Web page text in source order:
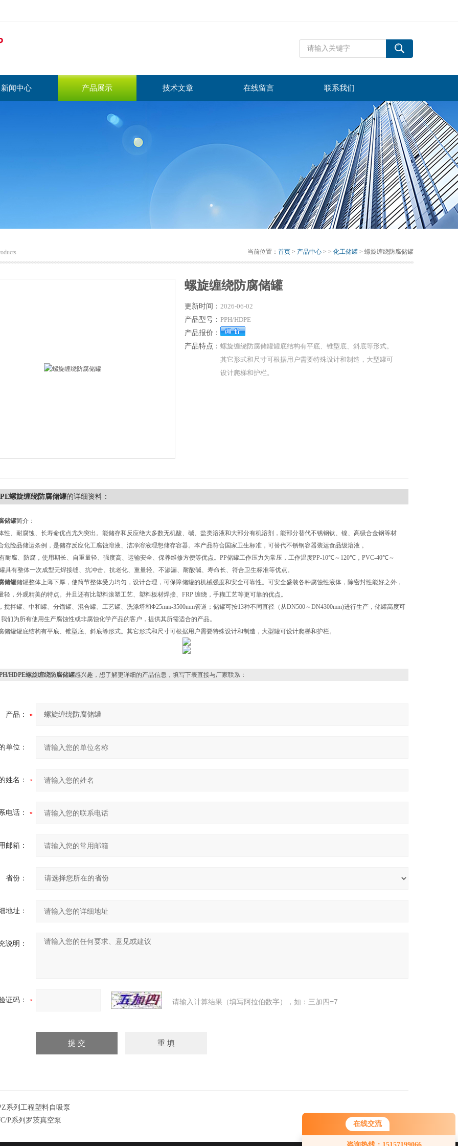
在线交流
您好！欢迎前来咨询，很高兴为您
新闻中心 产品展示 技术文章 在线留言 联系我们
当前位置： 首页 > 产品中心 > > 化工储罐 > 螺旋缠绕防腐储罐
螺旋缠绕防腐储罐
更新时间： 2026-06-02
产品型号： PPH/HDPE
产品报价：
产品特点： 螺旋缠绕防腐储罐罐底结构有平底、锥型底、斜底等形式。
其它形式和尺寸可根据用户需要特殊设计和制造，大型罐可
设计爬梯和护栏。
螺旋缠绕防腐储罐的详细资料：
储罐简介：
性、耐腐蚀、长寿命优点尤为突出。能储存和反应绝大多数无机酸、碱、盐类溶液和大部分有机溶剂，能部分替代不锈钢钛、镍、高级合金钢等材
危险品储运条例，是储存反应化工腐蚀溶液、洁净溶液理想储存容器。本产品符合国家卫生标准，可替代不锈钢容器装运食品级溶液 。
耐腐、防腐，使用期长、自重量轻、强度高、运输安全、保养维修方便等优点。PP储罐工作压力为常压，工作温度PP-10℃～120℃，PVC-40℃～
具有整体一次成型无焊接缝、抗冲击、抗老化、重量轻、不渗漏、耐酸碱、寿命长、符合卫生标准等优点。
储罐储罐整体上薄下厚，使筒节整体受力均匀，设计合理，可保障储罐的机械强度和安全可靠性。可安全盛装各种腐蚀性液体，除密封性能好之外，
轻，外观精美的特点。并且还有比塑料滚塑工艺、塑料板材焊接、FRP 缠绕，手糊工艺等更可靠的优点。
搅拌罐、中和罐、分馏罐、混合罐、工艺罐、洗涤塔和Φ25mm-3500mm管道；储罐可按13种不同直径（从DN500～DN4300mm)进行生产，储罐高度可
我们为所有使用生产腐蚀性或非腐蚀化学产品的客户，提供其所需适合的产品。
储罐罐底结构有平底、锥型底、斜底等形式。其它形式和尺寸可根据用户需要特殊设计和制造，大型罐可设计爬梯和护栏。
HDPE螺旋缠绕防腐储罐感兴趣，想了解更详细的产品信息，填写下表直接与厂家联系：
产品：
单位：
姓名：
电话：
邮箱：
省份：
地址：
说明：
证码： 请输入计算结果（填写阿拉伯数字），如：三加四=7
系列工程塑料自吸泵
P系列罗茨真空泵